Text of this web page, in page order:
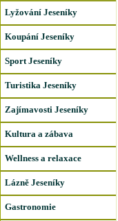
Lyžování Jeseníky
Koupání Jeseníky
Sport Jeseníky
Turistika Jeseníky
Zajímavosti Jeseníky
Kultura a zábava
Wellness a relaxace
Lázně Jeseníky
Gastronomie